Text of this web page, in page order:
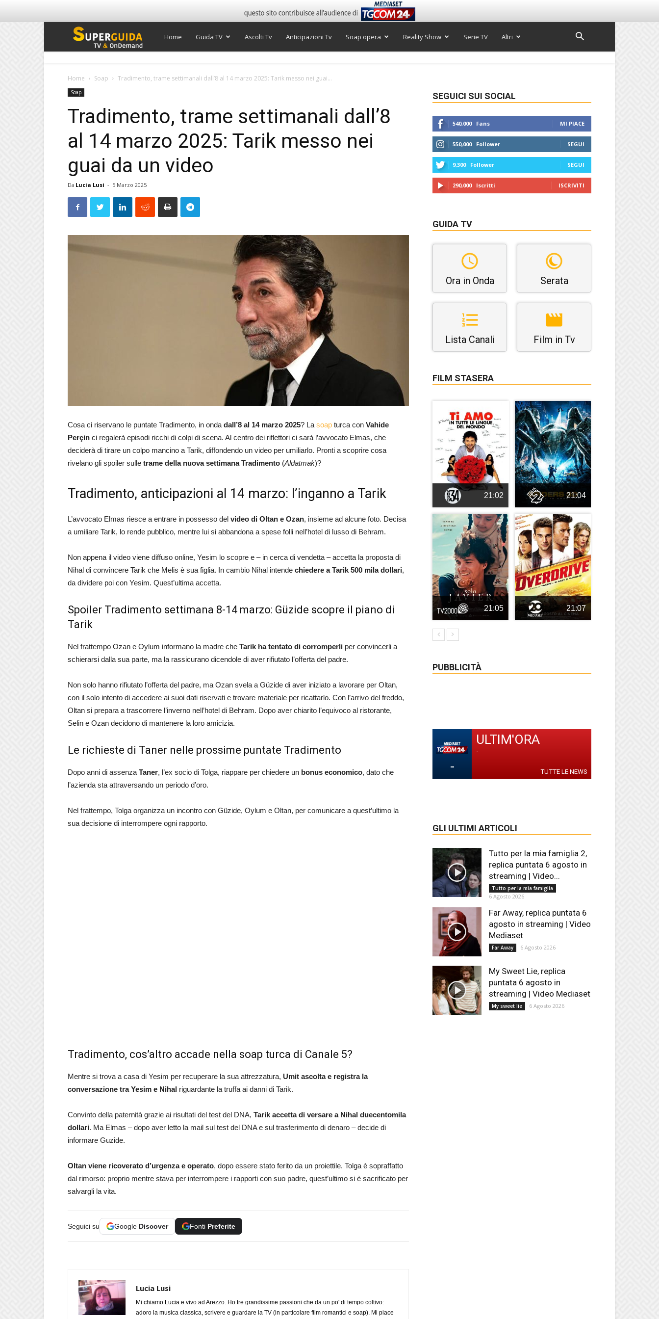
Super
Home Guida TV Ascolti Tv Anticipazioni Tv Soap opera Reality Show Serie TV Altri
Home Soap Tradimento, trame settimanali dall’8 al 14 marzo 2025: Tarik messo nei guai...
Soap
Tradimento, trame settimanali dall’8
al 14 marzo 2025: Tarik messo nei
guai da un video
Da Lucia Lusi - 5 Marzo 2025
Cosa ci riservano le puntate Tradimento, in onda dall’8 al 14 marzo 2025? La soap turca con Vahide
Perçin ci regalerà episodi ricchi di colpi di scena. Al centro dei riflettori ci sarà l’avvocato Elmas, che
deciderà di tirare un colpo mancino a Tarik, diffondendo un video per umiliarlo. Pronti a scoprire cosa
rivelano gli spoiler sulle trame della nuova settimana Tradimento (Aldatmak)?
Tradimento, anticipazioni al 14 marzo: l’inganno a Tarik
L’avvocato Elmas riesce a entrare in possesso del video di Oltan e Ozan, insieme ad alcune foto. Decisa
a umiliare Tarik, lo rende pubblico, mentre lui si abbandona a spese folli nell’hotel di lusso di Behram.
Non appena il video viene diffuso online, Yesim lo scopre e – in cerca di vendetta – accetta la proposta di
Nihal di convincere Tarik che Melis è sua figlia. In cambio Nihal intende chiedere a Tarik 500 mila dollari,
da dividere poi con Yesim. Quest’ultima accetta.
Spoiler Tradimento settimana 8-14 marzo: Güzide scopre il piano di
Tarik
Nel frattempo Ozan e Oylum informano la madre che Tarik ha tentato di corromperli per convincerli a
schierarsi dalla sua parte, ma la rassicurano dicendole di aver rifiutato l’offerta del padre.
Non solo hanno rifiutato l’offerta del padre, ma Ozan svela a Güzide di aver iniziato a lavorare per Oltan,
con il solo intento di accedere ai suoi dati riservati e trovare materiale per ricattarlo. Con l’arrivo del freddo,
Oltan si prepara a trascorrere l’inverno nell’hotel di Behram. Dopo aver chiarito l’equivoco al ristorante,
Selin e Ozan decidono di mantenere la loro amicizia.
Le richieste di Taner nelle prossime puntate Tradimento
Dopo anni di assenza Taner, l’ex socio di Tolga, riappare per chiedere un bonus economico, dato che
l’azienda sta attraversando un periodo d’oro.
Nel frattempo, Tolga organizza un incontro con Güzide, Oylum e Oltan, per comunicare a quest’ultimo la
sua decisione di interrompere ogni rapporto.
Tradimento, cos’altro accade nella soap turca di Canale 5?
Mentre si trova a casa di Yesim per recuperare la sua attrezzatura, Umit ascolta e registra la
conversazione tra Yesim e Nihal riguardante la truffa ai danni di Tarik.
Convinto della paternità grazie ai risultati del test del DNA, Tarik accetta di versare a Nihal duecentomila
dollari. Ma Elmas – dopo aver letto la mail sul test del DNA e sul trasferimento di denaro – decide di
informare Guzide.
Oltan viene ricoverato d’urgenza e operato, dopo essere stato ferito da un proiettile. Tolga è sopraffatto
dal rimorso: proprio mentre stava per interrompere i rapporti con suo padre, quest’ultimo si è sacrificato per
salvargli la vita.
Seguici su Google Discover Fonti Preferite
Lucia Lusi
Mi chiamo Lucia e vivo ad Arezzo. Ho tre grandissime passioni che da un po' di tempo coltivo:
adoro la musica classica, scrivere e guardare la TV (in particolare film romantici e soap). Mi piace
SEGUICI SUI SOCIAL
540,000 Fans MI PIACE
550,000 Follower SEGUI
9,300 Follower SEGUI
290,000 Iscritti ISCRIVITI
GUIDA TV
Ora in Onda Serata
Lista Canali Film in Tv
FILM STASERA
21:02 21:04
21:05 21:07
PUBBLICITÀ
-
ULTIM'ORA
-
TUTTE LE NEWS
GLI ULTIMI ARTICOLI
Tutto per la mia famiglia 2,
replica puntata 6 agosto in
streaming | Video...
Tutto per la mia famiglia
6 Agosto 2026
Far Away, replica puntata 6
agosto in streaming | Video
Mediaset
Far Away 6 Agosto 2026
My Sweet Lie, replica
puntata 6 agosto in
streaming | Video Mediaset
My sweet lie 6 Agosto 2026